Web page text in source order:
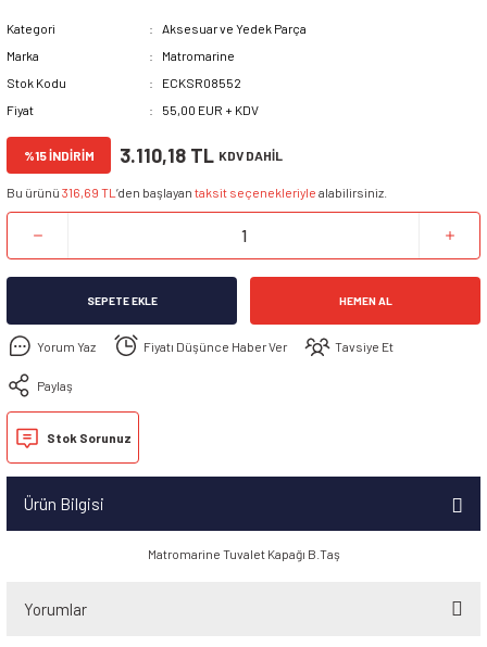
Kategori
Aksesuar ve Yedek Parça
Marka
Matromarine
Stok Kodu
ECKSR08552
Fiyat
55,00 EUR + KDV
%15 İNDİRİM 3.110,18 TL KDV DAHİL
Bu ürünü 316,69 TL ’den başlayan taksit seçenekleriyle alabilirsiniz.
SEPETE EKLE HEMEN AL
Yorum Yaz Fiyatı Düşünce Haber Ver Tavsiye Et
Paylaş
Stok Sorunuz
Ürün Bilgisi
Matromarine Tuvalet Kapağı B.Taş
Yorumlar